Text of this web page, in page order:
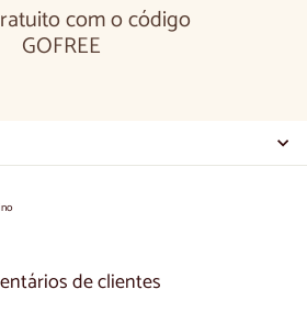
com o código
GOFREE
de clientes